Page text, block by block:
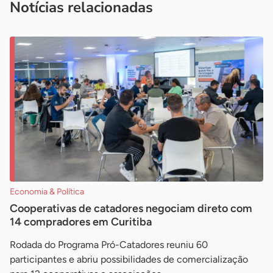
Notícias relacionadas
Economia & Política
Cooperativas de catadores negociam direto com
14 compradores em Curitiba
Rodada do Programa Pró-Catadores reuniu 60
participantes e abriu possibilidades de comercialização